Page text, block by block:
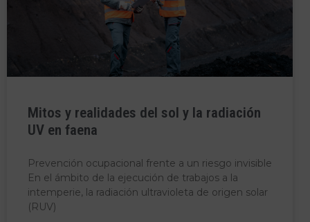
Mitos y realidades del sol y la radiación
UV en faena
Prevención ocupacional frente a un riesgo invisible
En el ámbito de la ejecución de trabajos a la
intemperie, la radiación ultravioleta de origen solar
(RUV)